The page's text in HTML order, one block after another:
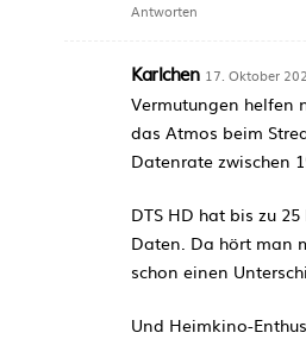
Antworten
Karlchen 17. Oktober
Vermutungen helfen
das Atmos beim
Datenrate zwischen
DTS HD hat bis zu
Daten. Da hört man
schon einen
Und Heimkino-